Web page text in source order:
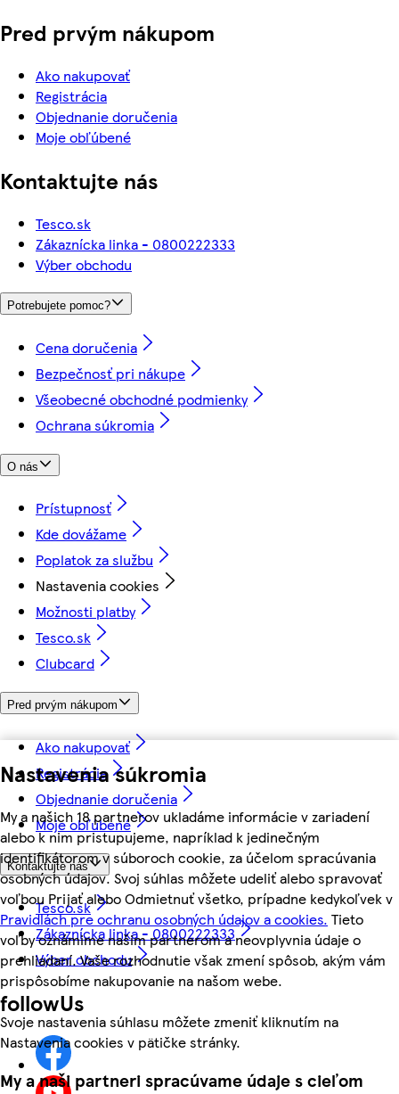
Nastavenia súkromia
My a našich 18 partnerov ukladáme informácie v zariadení
alebo k nim pristupujeme, napríklad k jedinečným
identifikátorom v súboroch cookie, za účelom spracúvania
osobných údajov. Svoj súhlas môžete udeliť alebo spravovať
voľbou Prijať alebo Odmietnuť všetko, prípadne kedykoľvek v
Pravidlách pre ochranu osobných údajov a cookies. Tieto
voľby oznámime našim partnerom a neovplyvnia údaje o
prehliadaní. Vaše rozhodnutie však zmení spôsob, akým vám
prispôsobíme nakupovanie na našom webe.
Svoje nastavenia súhlasu môžete zmeniť kliknutím na
Nastavenia cookies v pätičke stránky.
My a naši partneri spracúvame údaje s cieľom
Pred prvým nákupom
Ako nakupovať
Registrácia
Objednanie doručenia
Moje obľúbené
Kontaktujte nás
Tesco.sk
Zákaznícka linka - 0800222333
Výber obchodu
Potrebujete pomoc?
Cena doručenia
Bezpečnosť pri nákupe
Všeobecné obchodné podmienky
Ochrana súkromia
O nás
Prístupnosť
Kde dovážame
Poplatok za službu
Nastavenia cookies
Možnosti platby
Tesco.sk
Clubcard
Pred prvým nákupom
Ako nakupovať
Registrácia
Objednanie doručenia
Moje obľúbené
Kontaktujte nás
Tesco.sk
Zákaznícka linka - 0800222333
Výber obchodu
followUs